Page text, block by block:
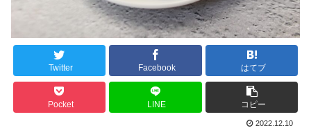
Twitter Facebook はてブ
Pocket LINE コピー
2022.12.10